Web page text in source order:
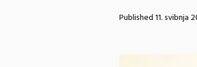
Published11. svibnja